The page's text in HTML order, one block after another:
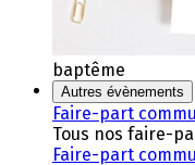
baptême
Autres évènements
Faire-part
Tous nos faire-
Faire-part